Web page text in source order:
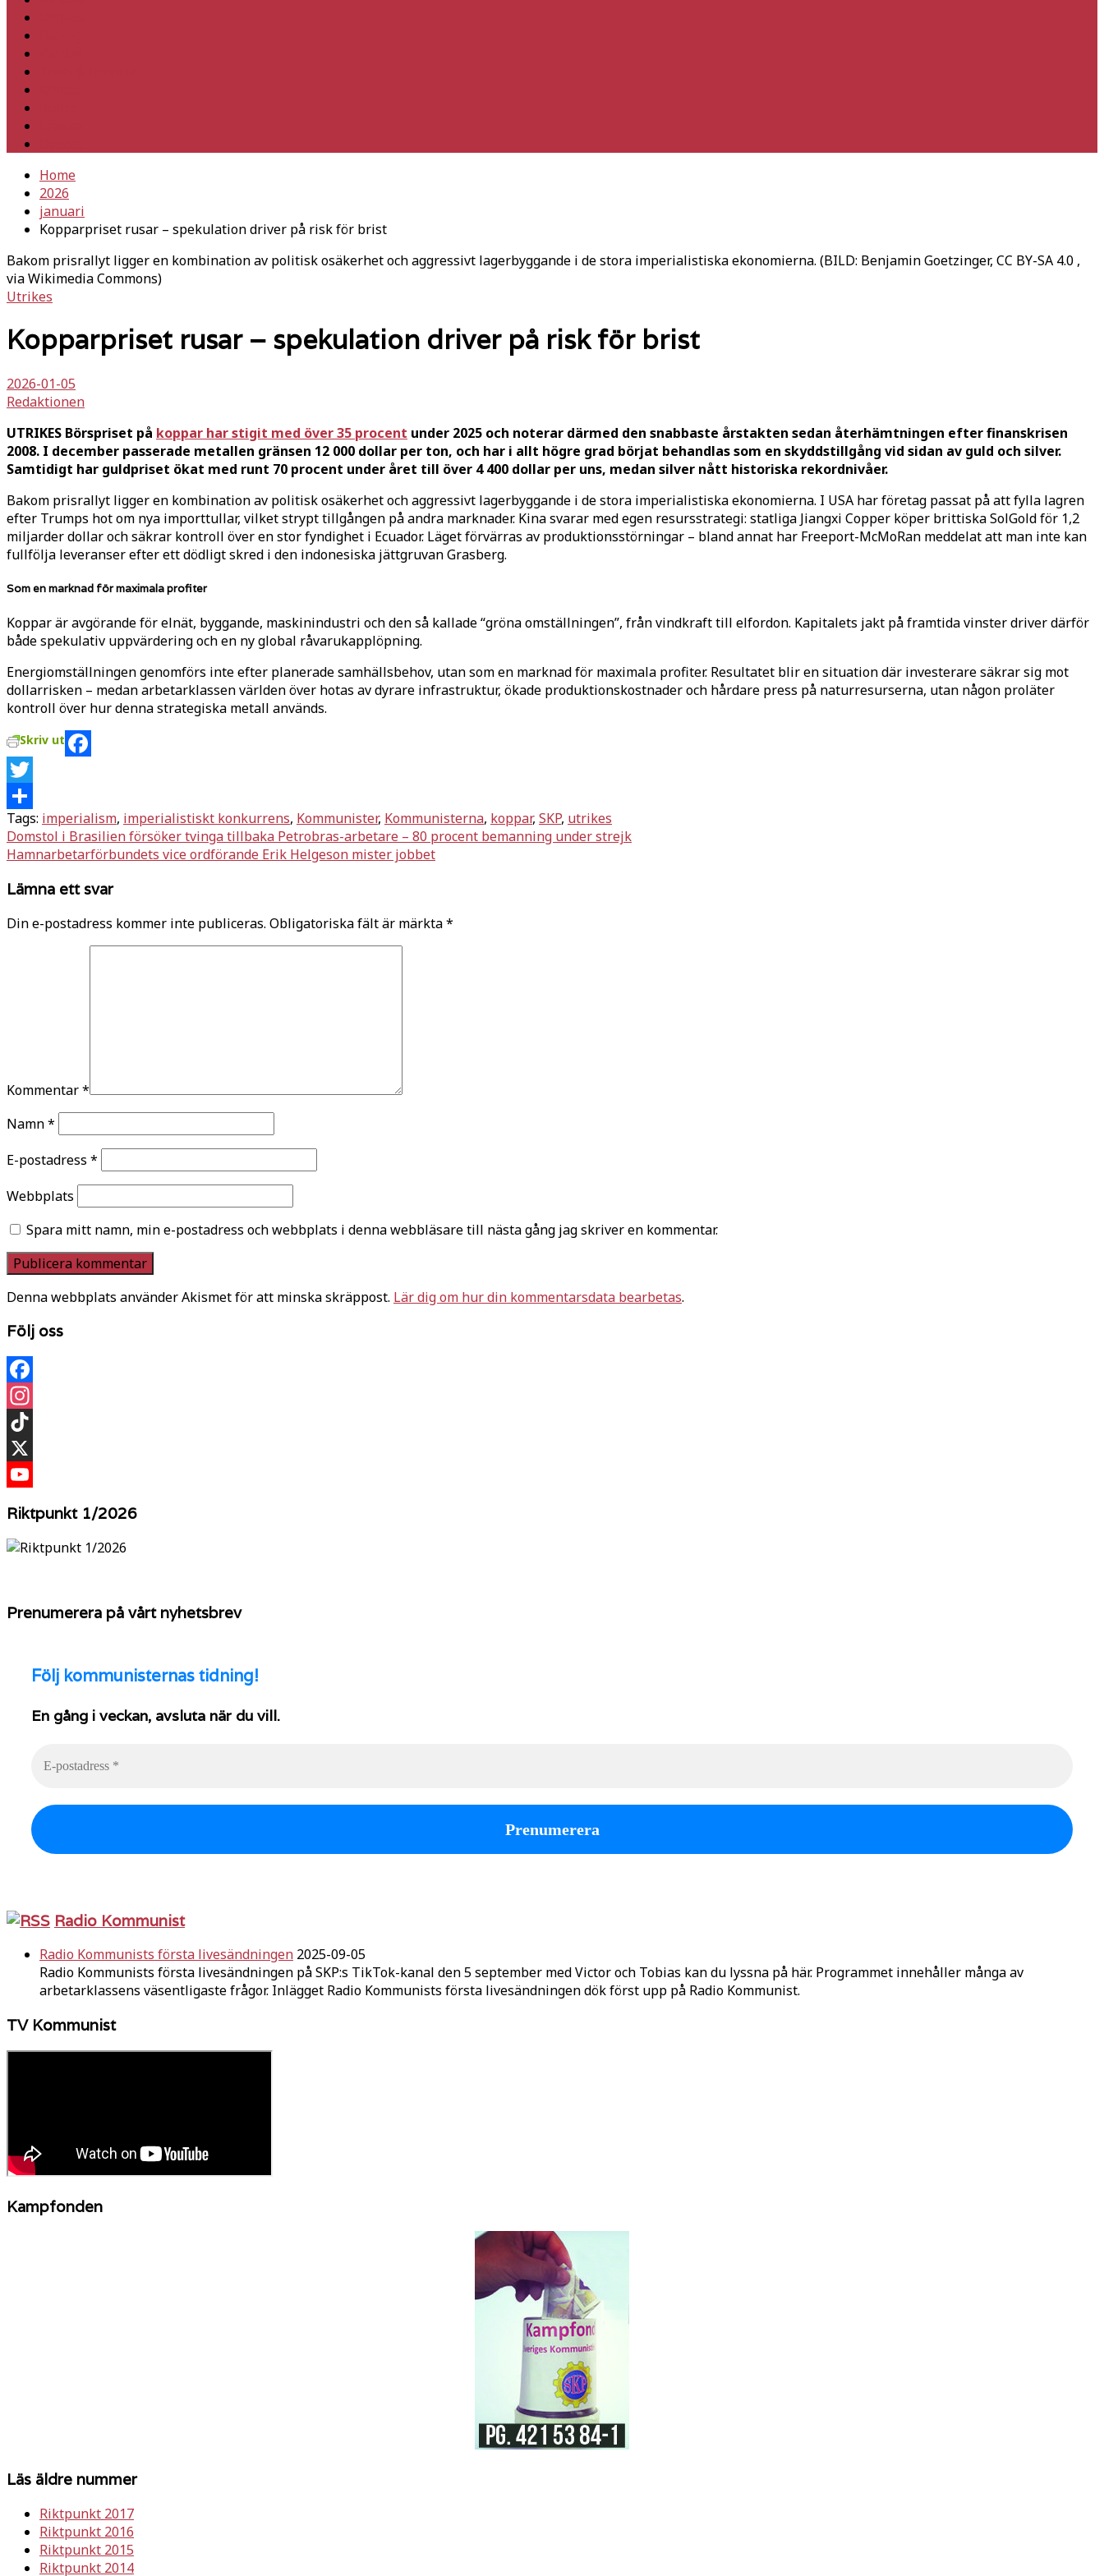
Home
2026
januari
Kopparpriset rusar – spekulation driver på risk för brist
Bakom prisrallyt ligger en kombination av politisk osäkerhet och aggressivt lagerbyggande i de stora imperialistiska ekonomierna. (BILD: Benjamin Goetzinger, CC BY-SA 4.0 ,
via Wikimedia Commons)
Utrikes
Kopparpriset rusar – spekulation driver på risk för brist
2026-01-05
Redaktionen
UTRIKES Börspriset på koppar har stigit med över 35 procent under 2025 och noterar därmed den snabbaste årstakten sedan återhämtningen efter finanskrisen
2008. I december passerade metallen gränsen 12 000 dollar per ton, och har i allt högre grad börjat behandlas som en skyddstillgång vid sidan av guld och silver.
Samtidigt har guldpriset ökat med runt 70 procent under året till över 4 400 dollar per uns, medan silver nått historiska rekordnivåer.
Bakom prisrallyt ligger en kombination av politisk osäkerhet och aggressivt lagerbyggande i de stora imperialistiska ekonomierna. I USA har företag passat på att fylla lagren
efter Trumps hot om nya importtullar, vilket strypt tillgången på andra marknader. Kina svarar med egen resursstrategi: statliga Jiangxi Copper köper brittiska SolGold för 1,2
miljarder dollar och säkrar kontroll över en stor fyndighet i Ecuador. Läget förvärras av produktionsstörningar – bland annat har Freeport-McMoRan meddelat att man inte kan
fullfölja leveranser efter ett dödligt skred i den indonesiska jättgruvan Grasberg.
Som en marknad för maximala profiter
Koppar är avgörande för elnät, byggande, maskinindustri och den så kallade “gröna omställningen”, från vindkraft till elfordon. Kapitalets jakt på framtida vinster driver därför
både spekulativ uppvärdering och en ny global råvarukapplöpning.
Energiomställningen genomförs inte efter planerade samhällsbehov, utan som en marknad för maximala profiter. Resultatet blir en situation där investerare säkrar sig mot
dollarrisken – medan arbetarklassen världen över hotas av dyrare infrastruktur, ökade produktionskostnader och hårdare press på naturresurserna, utan någon proläter
kontroll över hur denna strategiska metall används.
Skriv ut
Facebook
Twitter
Dela
Tags: imperialism, imperialistiskt konkurrens, Kommunister, Kommunisterna, koppar, SKP, utrikes
Inläggsnavigering
Domstol i Brasilien försöker tvinga tillbaka Petrobras-arbetare – 80 procent bemanning under strejk
Hamnarbetarförbundets vice ordförande Erik Helgeson mister jobbet
Lämna ett svar
Din e-postadress kommer inte publiceras. Obligatoriska fält är märkta*
Kommentar*
Namn*
E-postadress *
Webbplats
Spara mitt namn, min e-postadress och webbplats i denna webbläsare till nästa gång jag skriver en kommentar.
Denna webbplats använder Akismet för att minska skräppost. Lär dig om hur din kommentarsdata bearbetas.
Följ oss
Facebook
Instagram
TikTok
X
Riktpunkt 1/2026
Prenumerera på vårt nyhetsbrev
Följ kommunisternas tidning!
En gång i veckan, avsluta när du vill.
Radio Kommunist
Radio Kommunists första livesändningen 2025-09-05
Radio Kommunists första livesändningen på SKP:s TikTok-kanal den 5 september med Victor och Tobias kan du lyssna på här. Programmet innehåller många av
arbetarklassens väsentligaste frågor. Inlägget Radio Kommunists första livesändningen dök först upp på Radio Kommunist.
TV Kommunist
Kampfonden
Läs äldre nummer
Riktpunkt 2017
Riktpunkt 2016
Riktpunkt 2015
Riktpunkt 2014